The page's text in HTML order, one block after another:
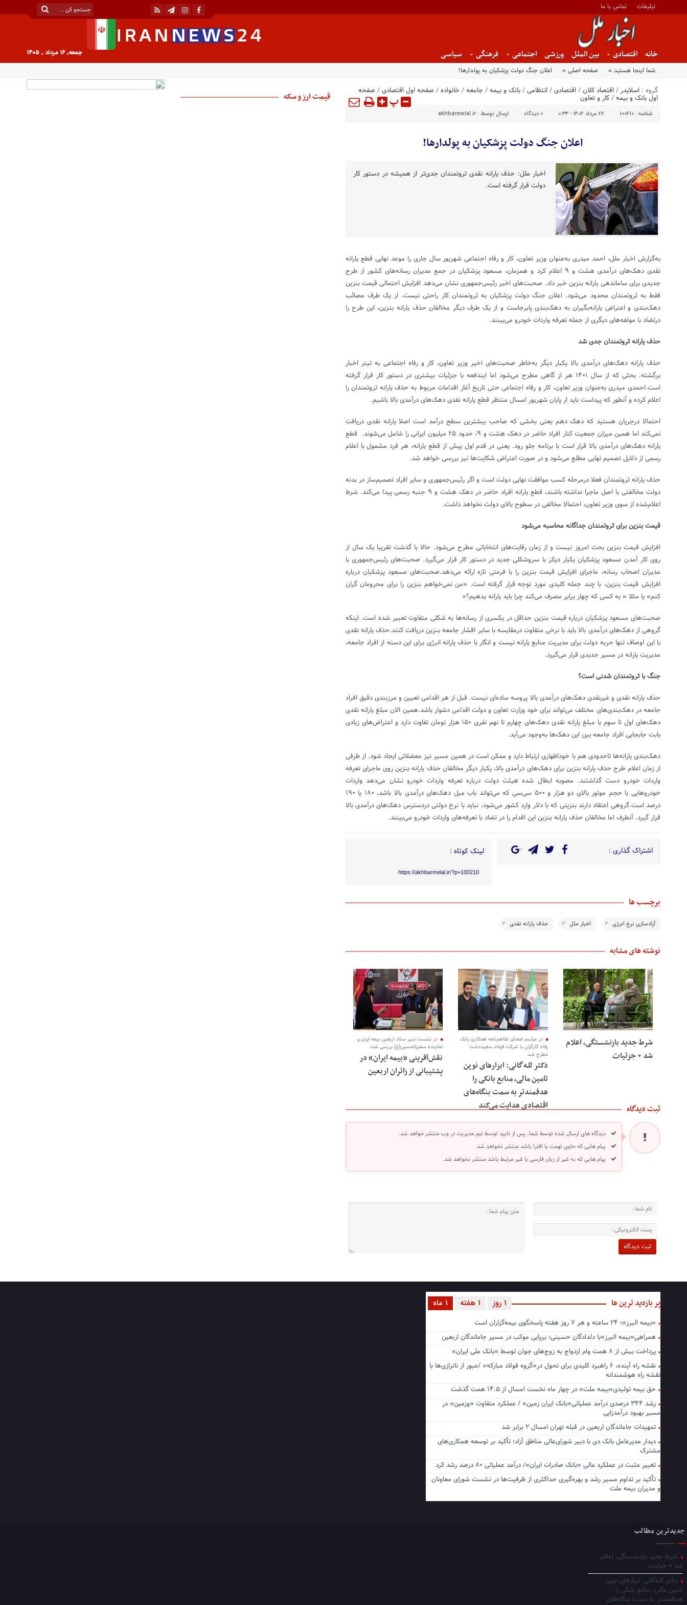
تبلیغات تماس با ما
خانه اقتصادی بین الملل ورزشی اجتماعی فرهنگی سیاسی جمعه, ۱۶ مرداد , ۱۴۰۵
شما اینجا هستید » صفحه اصلی » اعلان جنگ دولت پزشکیان به پولدارها!
گروه : اسلایدر/اقتصاد کلان/اقتصادی/انتظامی/بانک و بیمه/ جامعه/ خانواده/ صفحه اول اقتصادی/ صفحه
اول بانک و بیمه/کار و تعاون پ
شناسه : 100210 ۲۶ مرداد ۱۴۰۴ - ۰:۳۳ 0 دیدگاه ارسال توسط : akhbarmelal.ir
اعلان جنگ دولت پزشکیان به پولدارها!
اخبار ملل: حذف یارانه نقدی ثروتمندان جدی‌تر از همیشه در دستور کار
دولت قرار گرفته است.
به‌گزارش اخبار ملل، احمد میدری به‌عنوان وزیر تعاون، کار و رفاه اجتماعی شهریور سال جاری را موعد نهایی قطع یارانه
نقدی دهک‌های درآمدی هشت و ۹ اعلام کرد و همزمان، مسعود پزشکیان در جمع مدیران رسانه‌های کشور از طرح
جدیدی برای ساماندهی یارانه بنزین خبر داد. صحبت‌های اخیر رئیس‌جمهوری نشان می‌دهد افزایش احتمالی قیمت بنزین
فقط به ثروتمندان محدود می‌شود. اعلان جنگ دولت پزشکیان به ثروتمندان کار راحتی نیست. از یک طرف مصائب
دهک‌بندی و اعتراض یارانه‌بگیران به دهک‌بندی پابرجاست و از یک طرف دیگر مخالفان حذف یارانه بنزین، این طرح را
درتضاد با مولفه‌های دیگری از جمله تعرفه واردات خودرو می‌بینند.
حذف یارانه ثروتمندان جدی شد
حذف یارانه دهک‌های درآمدی بالا یکبار دیگر به‌خاطر صحبت‌های اخیر وزیر تعاون، کار و رفاه اجتماعی به تیتر اخبار
برگشته. بحثی که از سال ۱۴۰۱ هر از گاهی مطرح می‌شود اما ایندفعه با جزئیات بیشتری در دستور کار قرار گرفته
است.احمدی میدری به‌عنوان وزیر تعاون، کار و رفاه اجتماعی حتی تاریخ آغاز اقدامات مربوط به حذف یارانه ثروتمندان را
اعلام کرده و آنطور که پیداست باید از پایان شهریور امسال منتظر قطع یارانه نقدی دهک‌های درآمدی بالا باشیم.
احتمالا درجریان هستید که دهک دهم یعنی بخشی که صاحب بیشترین سطح درآمد است اصلا یارانه نقدی دریافت
نمی‌‌کند اما همین میزان جمعیت کنار افراد حاضر در دهک هشت و ۹، حدود ۲۵ میلیون ایرانی را شامل می‌شوند. قطع
یارانه دهک‌های درآمدی بالا قرار است با برنامه جلو رود. یعنی در قدم اول پیش از قطع یارانه، هر فرد مشمول با اعلام
رسمی از دلایل تصمیم نهایی مطلع می‌شود و در صورت اعتراض شکایت‌ها نیز بررسی خواهد شد.
حذف یارانه ثروتمندان فعلا درمرحله کسب موافقت نهایی دولت است و اگر رئیس‌جمهوری و سایر افراد تصمیم‌ساز در بدنه
دولت مخالفتی با اصل ماجرا نداشته باشند، قطع یارانه افراد حاضر در دهک هشت و ۹ جنبه رسمی پیدا می‌کند. شرط
اعلام‌شده از سوی وزیر تعاون، احتمالا مخالفی در سطوح بالای دولت نخواهد داشت.
قیمت بنزین برای ثروتمندان جداگانه محاسبه می‌شود
افزایش قیمت بنزین بحث امروز نیست و از زمان رقابت‌های انتخاباتی مطرح می‌شود. حالا با گذشت تقریبا یک سال از
روی کار آمدن مسعود پزشکیان یکبار دیکر با سروشکلی جدید در دستور کار قرار می‌گیرد. صحبت‌های رئیس‌جمهوری با
مدیران اصحاب رسانه، ماجرای افزایش قیمت بنزین را با فرمتی تازه ارائه می‌دهد.صحبت‌های مسعود پزشکیان درباره
افزایش قیمت بنزین، با چند جمله کلیدی مورد توجه قرار گرفته است. «من نمی‌خواهم بنزین را برای محرومان گران
کنم» یا مثلا « به کسی که چهار برابر مصرف می‌کند چرا باید یارانه بدهیم؟»
صحبت‌های مسعود پزشکیان درباره قیمت بنزین حداقل در یکسری از رسانه‌ها به شکلی متفاوت تعبیر شده است. اینکه
گروهی از دهک‌های درآمدی بالا باید با نرخی متفاوت درمقایسه با سایر اقشار جامعه بنزین دریافت کنند.حذف یارانه نقدی
با این اوصاف تنها حربه دولت برای مدیریت منابع یارانه نیست و انگار با حذف یارانه انرژی برای این دسته از افراد جامعه،
مدیریت یارانه در مسیر جدیدی قرار می‌‌گیرد.
جنگ با ثروتمندان شدنی است؟
حذف یارانه نقدی و غیرنقدی دهک‌های درآمدی بالا پروسه ساده‌ای نیست. قبل از هر اقدامی تعیین و مرزبندی دقیق افراد
جامعه در دهک‌بندی‌های مختلف می‌تواند برای خود وزارت تعاون و دولت اقدامی دشوار باشد.همین الان مبلغ یارانه نقدی
دهک‌های اول تا سوم با مبلغ یارانه نقدی دهک‌های چهارم تا نهم نفری ۱۵۰ هزار تومان تفاوت دارد و اعتراض‌های زیادی
بابت جابجایی افراد جامعه بین این دهک‌ها به‌وجود می‌آید.
دهک‌بندی یارانه‌ها تاحدودی هم با خوداظهاری‌ ارتباط دارد و ممکن است در همین مسیر نیز معضلاتی ایجاد شود. از طرفی
از زمان اعلام طرح حذف یارانه بنزین برای دهک‌های درآمدی بالا، یکبار دیگر مخالفان حذف یارانه بنزین روی ماجرای تعرفه
واردات خودرو دست گذاشتند. مصوبه ابطال شده هیئت دولت درباره تعرفه واردات خودرو نشان می‌دهد واردات
خودروهایی با حجم موتور بالای دو هزار و ۵۰۰ سی‌سی که می‌تواند باب میل دهک‌های درآمدی بالا باشد، ۱۸۰ یا ۱۹۰
درصد است.گروهی اعتقاد دارند بنزینی که با دلار وارد کشور می‌شود، نباید با نرخ دولتی دردسترس دهک‌های درآمدی بالا
قرار گیرد. آنطرف اما مخالفان حذف یارانه بنزین این اقدام را در تضاد با تعرفه‌های واردات خودرو می‌بینند.
اشتراک گذاری : لینک کوتاه :
https://akhbarmelal.ir/?p=100210
برچسب ها
آزادسازی نرخ انرژی اخبار ملل حذف یارانه نقدی
نوشته های مشابه
شرط جدید بازنشستگی، اعلام
شد + جزئیات
در مراسم امضای تفاهم‌نامه همکاری بانک
رفاه کارگران با شرکت فولاد سفیددشت
مطرح شد
دکتر للـه‌گانی: ابزارهای نوین
تامین مالی، منابع بانکی را
هدفمندتر به سمت بنگاه‌های
اقتصادی هدایت می‌کند
در نشست دبیر ستاد اربعین بیمه ایران و
نماینده سفیرالحسین(ع) بررسی شد؛
نقش‌آفرینی «بیمه ایران» در
پشتیبانی از زائران اربعین
ثبت دیدگاه
دیدگاه های ارسال شده توسط شما، پس از تایید توسط تیم مدیریت در وب منتشر خواهد شد.
پیام هایی که حاوی تهمت یا افترا باشد منتشر نخواهد شد.
پیام هایی که به غیر از زبان فارسی یا غیر مرتبط باشد منتشر نخواهد شد.
قیمت ارز و سکه
پر بازدید ترین ها 1 ماه 1 هفته 1 روز
«بیمه البرز»؛ ۲۴ ساعته و هر ۷ روز هفته پاسخگوی بیمه‌گزاران است
همراهی«بیمه البرز»با دلدادگان حسینی؛ برپایی موکب در مسیر جاماندگان اربعین
پرداخت بیش از ۸ همت وام ازدواج به زوج‌های جوان توسط «بانک ملی ایران»
نقشه راه آینده، ۶ راهبرد کلیدی برای تحول در«گروه فولاد مبارکه» /عبور از ناترازی‌ها با
نقشه راه هوشمندانه
حق بیمه تولیدی«بیمه ملت» در چهار ماه نخست امسال از ۱۴.۵ همت گذشت
رشد ۳۴۴ درصدی درآمد عملیاتی«بانک ایران زمین» / عملکرد متفاوت «وزمین» در
مسیر بهبود درآمدزایی
تمهیدات جاماندگان اربعین در قبله تهران امسال ۲ برابر شد
دیدار مدیرعامل بانک دی با دبیر شورای‌عالی مناطق آزاد؛ تأکید بر توسعه همکاری‌های
مشترک
تغییر مثبت در عملکرد مالی «بانک صادرات ایران»/ درآمد عملیاتی ۸۰ درصد رشد کرد
تأکید بر تداوم مسیر رشد و بهره‌گیری حداکثری از ظرفیت‌ها در نشست شورای معاونان
و مدیران بیمه ملت
جدیدترین مطالب
شرط جدید بازنشستگی، اعلام
شد + جزئیات
دکتر للـه‌گانی: ابزارهای نوین
تامین مالی، منابع بانکی را
هدفمندتر به سمت بنگاه‌های